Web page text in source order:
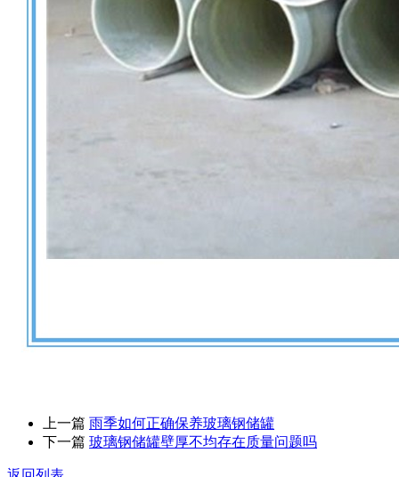
上一篇 雨季如何正确保养玻璃钢储罐
下一篇 玻璃钢储罐壁厚不均存在质量问题吗